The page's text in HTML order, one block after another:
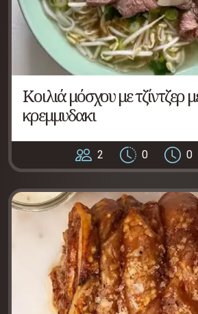
Κοιλιά μόσχου με τζίντζερ
κρεμμυδακι
2 0 0